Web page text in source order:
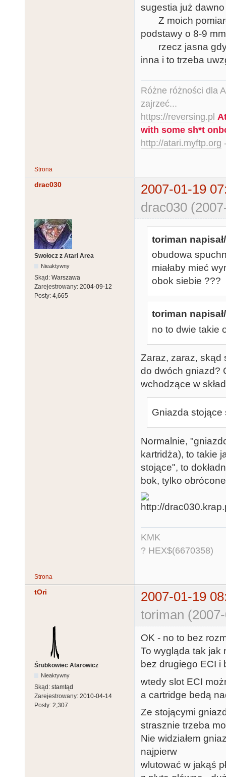
sugestia już dawno
Z moich
podstawy o 8-9 mm
rzecz jasna gdy
inna i to trzeba
Różne różności dla
zajrzeć...
https://reversing.pl
with some sh*t
http://atari.myftp.org
Strona
drac030
2007-01-19
drac030
Swołocz z Atari Area
Nieaktywny
Skąd: Warszawa
Zarejestrowany: 2004-09-12
Posty: 4,665
toriman
obudowa
miałaby mieć
obok siebie ???
toriman
no to dwie takie
Zaraz, zaraz, skąd
do dwóch gniazd?
wchodzące w
Gniazda stojące
Normalnie,
kartridża), to takie
stojące", to
bok, tylko
KMK
? HEX$(6670358)
Strona
tOri
2007-01-19
toriman
Śrubkowiec Atarowicz
Nieaktywny
Skąd: stamtąd
Zarejestrowany: 2010-04-14
Posty: 2,307
OK - no to bez
To wygląda tak jak
bez drugiego ECI i
wtedy slot ECI
a cartridge bedą
Ze stojącymi
strasznie trzeba
Nie widziałem
najpierw
wlutować w jakąś